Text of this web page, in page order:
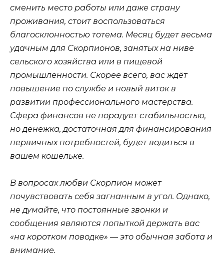
сменить место работы или даже страну
проживания, стоит воспользоваться
благосклонностью тотема. Месяц будет весьма
удачным для Скорпионов, занятых на ниве
сельского хозяйства или в пищевой
промышленности. Скорее всего, вас ждёт
повышение по службе и новый виток в
развитии профессионального мастерства.
Сфера финансов не порадует стабильностью,
но денежка, достаточная для финансирования
первичных потребностей, будет водиться в
вашем кошельке.
В вопросах любви Скорпион может
почувствовать себя загнанным в угол. Однако,
не думайте, что постоянные звонки и
сообщения являются попыткой держать вас
«на коротком поводке» — это обычная забота и
внимание.